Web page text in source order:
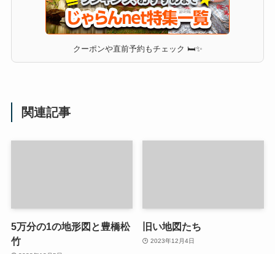
クーポンや直前予約もチェック 🛏✨
関連記事
5万分の1の地形図と豊橋松
竹
旧い地図たち
2023年12月4日